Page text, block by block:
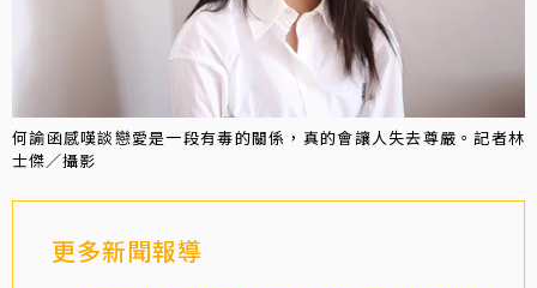
何諭函感嘆談戀愛是一段有毒的關係，真的會讓人失去尊嚴。記者林
士傑／攝影
更多新聞報導